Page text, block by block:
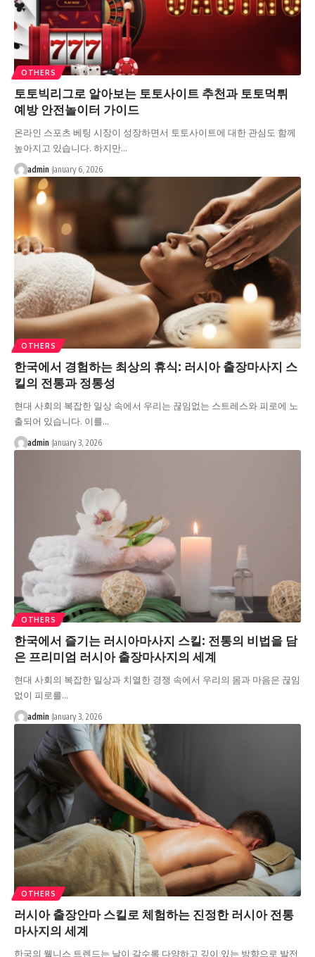
OTHERS
토토빅리그로 알아보는 토토사이트 추천과 토토먹튀
예방 안전놀이터 가이드
온라인 스포츠 베팅 시장이 성장하면서 토토사이트에 대한 관심도 함께
높아지고 있습니다. 하지만…
admin January 6, 2026
OTHERS
한국에서 경험하는 최상의 휴식: 러시아 출장마사지 스
킬의 전통과 정통성
현대 사회의 복잡한 일상 속에서 우리는 끊임없는 스트레스와 피로에 노
출되어 있습니다. 이를…
admin January 3, 2026
OTHERS
한국에서 즐기는 러시아마사지 스킬: 전통의 비법을 담
은 프리미엄 러시아 출장마사지의 세계
현대 사회의 복잡한 일상과 치열한 경쟁 속에서 우리의 몸과 마음은 끊임
없이 피로를…
admin January 3, 2026
OTHERS
러시아 출장안마 스킬로 체험하는 진정한 러시아 전통
마사지의 세계
한국의 웰니스 트렌드는 날이 갈수록 다양하고 깊이 있는 방향으로 발전